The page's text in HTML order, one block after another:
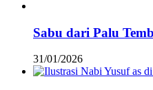
Sabu dari Palu
31/01/2026